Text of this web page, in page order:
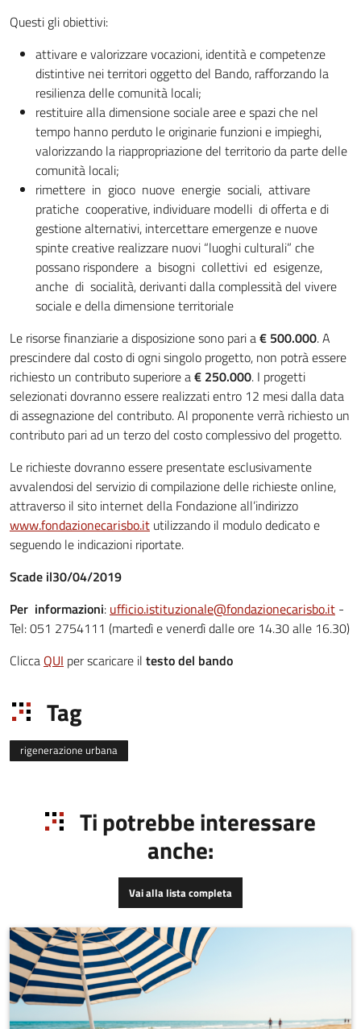
Questi gli obiettivi:
attivare e valorizzare vocazioni, identità e competenze
distintive nei territori oggetto del Bando, rafforzando la
resilienza delle comunità locali;
restituire alla dimensione sociale aree e spazi che nel
tempo hanno perduto le originarie funzioni e impieghi,
valorizzando la riappropriazione del territorio da parte delle
comunità locali;
rimettere in gioco nuove energie sociali, attivare
pratiche cooperative, individuare modelli di offerta e di
gestione alternativi, intercettare emergenze e nuove
spinte creative realizzare nuovi “luoghi culturali” che
possano rispondere a bisogni collettivi ed esigenze,
anche di socialità, derivanti dalla complessità del vivere
sociale e della dimensione territoriale
Le risorse finanziarie a disposizione sono pari a€ 500.000. A
prescindere dal costo di ogni singolo progetto, non potrà essere
richiesto un contributo superiore a€ 250.000. I progetti
selezionati dovranno essere realizzati entro 12 mesi dalla data
di assegnazione del contributo. Al proponente verrà richiesto un
contributo pari ad un terzo del costo complessivo del progetto.
Le richieste dovranno essere presentate esclusivamente
avvalendosi del servizio di compilazione delle richieste online,
attraverso il sito internet della Fondazione all’indirizzo
www.fondazionecarisbo.it utilizzando il modulo dedicato e
seguendo le indicazioni riportate.
Scade il30/04/2019
Per informazioni: ufficio.istituzionale@fondazionecarisbo.it -
Tel: 051 2754111 (martedì e venerdì dalle ore 14.30 alle 16.30)
Clicca QUI per scaricare il testo del bando
Tag
rigenerazione urbana
Ti potrebbe interessare
anche:
Vai alla lista completa